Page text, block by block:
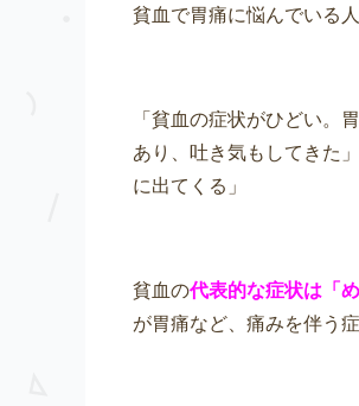
貧血で胃痛に悩んでいる
「貧血の症状がひどい。
あり、吐き気もしてきた
に出てくる」
貧血の代表的な症状は「
が胃痛など、痛みを伴う